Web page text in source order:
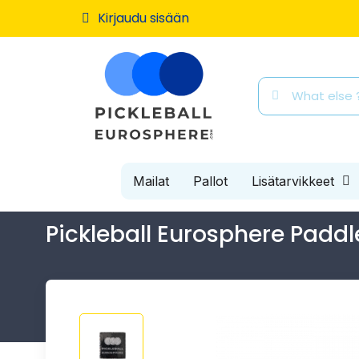
Kirjaudu sisään
Mailat Pallot Lisätarvikkeet
Pickleball Eurosphere